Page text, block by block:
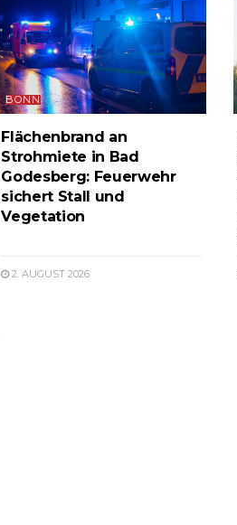
BONN
Flächenbrand an
Strohmiete in Bad
Godesberg: Feuerwehr
sichert Stall und
Vegetation
2. AUGUST 2026